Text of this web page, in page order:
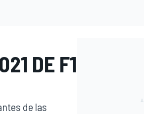
DE F1
de las